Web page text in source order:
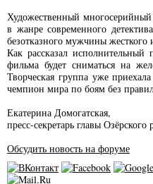
Художественный
в жанре современного
безотказного мужчины жесткого
Как рассказал
фильма будет сниматься на
Творческая группа уже
чемпион мира по боям без
Екатерина Домогатская,
пресс-секретарь главы Озёрского
Обсудить новость на форуме